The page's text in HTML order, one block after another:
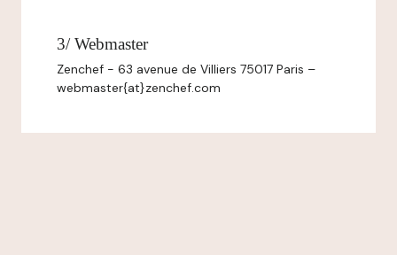
3/ Webmaster
Zenchef - 63 avenue de Villiers 75017 Paris –
webmaster{at}zenchef.com